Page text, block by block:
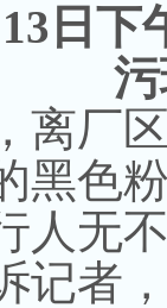
下
厂区
黑色
人无
者，